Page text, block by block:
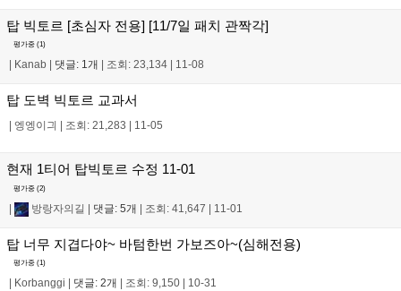
탑 빅토르 [초심자 전용] [11/7일 패치 관짝각]
평가중 (1)
Kanab 댓글: 1개 조회: 23,134 11-08
탑 도벽 빅토르 교과서
엥엥이긔 조회: 21,283 11-05
현재 1티어 탑빅토르 수정 11-01
평가중 (2)
| 방랑자의길 | 댓글: 5개 | 조회: 41,647 | 11-01
탑 너무 지겹다야~ 바텀한번 가보즈아~(심해전용)
평가중 (1)
Korbanggi 댓글: 2개 조회: 9,150 10-31